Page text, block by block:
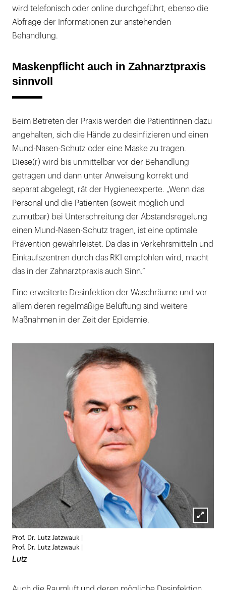
wird telefonisch oder online durchgeführt, ebenso die
Abfrage der Informationen zur anstehenden
Behandlung.
Maskenpflicht auch in Zahnarztpraxis
sinnvoll
Beim Betreten der Praxis werden die PatientInnen dazu
angehalten, sich die Hände zu desinfizieren und einen
Mund-Nasen-Schutz oder eine Maske zu tragen.
Diese(r) wird bis unmittelbar vor der Behandlung
getragen und dann unter Anweisung korrekt und
separat abgelegt, rät der Hygieneexperte. „Wenn das
Personal und die Patienten (soweit möglich und
zumutbar) bei Unterschreitung der Abstandsregelung
einen Mund-Nasen-Schutz tragen, ist eine optimale
Prävention gewährleistet. Da das in Verkehrsmitteln und
Einkaufszentren durch das RKI empfohlen wird, macht
das in der Zahnarztpraxis auch Sinn.“
Eine erweiterte Desinfektion der Waschräume und vor
allem deren regelmäßige Belüftung sind weitere
Maßnahmen in der Zeit der Epidemie.
Prof. Dr. Lutz Jatzwauk |
Prof. Dr. Lutz Jatzwauk |
Lutz